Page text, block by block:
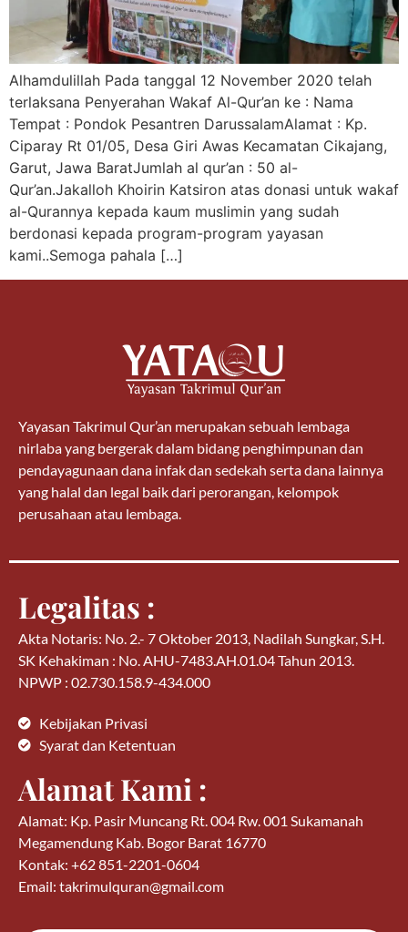
Alhamdulillah Pada tanggal 12 November 2020 telah
terlaksana Penyerahan Wakaf Al-Qur’an ke : Nama
Tempat : Pondok Pesantren DarussalamAlamat : Kp.
Ciparay Rt 01/05, Desa Giri Awas Kecamatan Cikajang,
Garut, Jawa BaratJumlah al qur’an : 50 al-
Qur’an.Jakalloh Khoirin Katsiron atas donasi untuk wakaf
al-Qurannya kepada kaum muslimin yang sudah
berdonasi kepada program-program yayasan
kami..Semoga pahala […]
Yayasan Takrimul Qur’an merupakan sebuah lembaga
nirlaba yang bergerak dalam bidang penghimpunan dan
pendayagunaan dana infak dan sedekah serta dana lainnya
yang halal dan legal baik dari perorangan, kelompok
perusahaan atau lembaga.
Legalitas :
Akta Notaris: No. 2.- 7 Oktober 2013, Nadilah Sungkar, S.H.
SK Kehakiman : No. AHU-7483.AH.01.04 Tahun 2013.
NPWP : 02.730.158.9-434.000
Kebijakan Privasi
Syarat dan Ketentuan
Alamat Kami :
Alamat: Kp. Pasir Muncang Rt. 004 Rw. 001 Sukamanah
Megamendung Kab. Bogor Barat 16770
Kontak: +62 851-2201-0604
Email: takrimulquran@gmail.com